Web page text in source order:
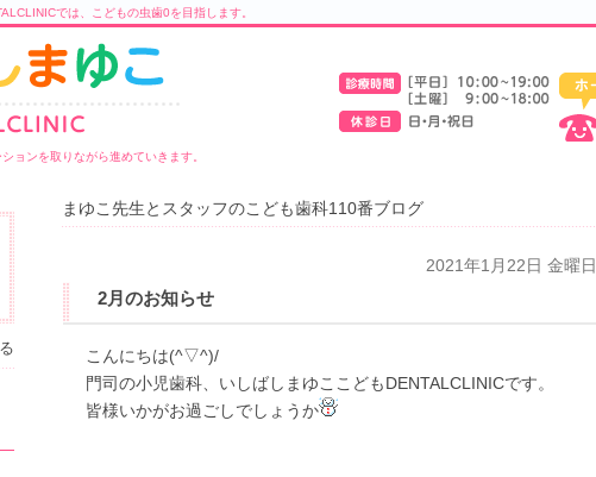
では、こどもの虫歯0を目指します。
ョンを取りながら進めていきます。
まゆこ先生とスタッフのこども歯科110番ブログ
2021年1月22日 金曜日
2月のお知らせ
こんにちは(^▽^)/
門司の小児歯科、いしばしまゆここどもDENTALCLINICです。
皆様いかがお過ごしでしょうか